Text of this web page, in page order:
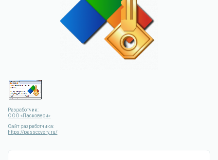
Разработчик:
ООО «Пасковери»
Сайт разработчика:
https://passcovery.ru/